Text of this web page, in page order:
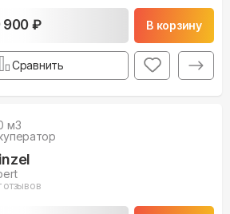
900 ₽ В корзину
Сравнить
м3
отзывов